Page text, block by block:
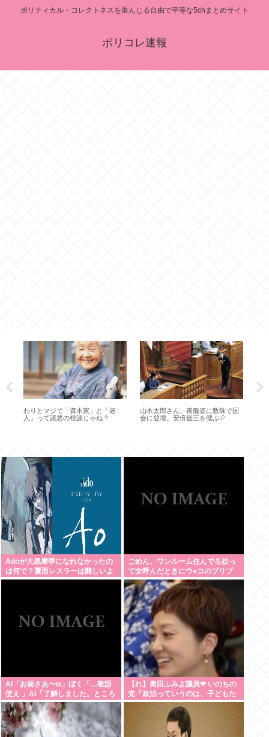
ポリティカル・コレクトネスを重んじる自由で平等な5chまとめサイト
ポリコレ速報
わりとマジで「資本家」と「老
人」って諸悪の根源じゃね？
山本太郎さん、喪服姿に数珠で国
会に登壇。安倍晋三を偲ぶ📿
Adoが大黒摩季になれなかったの
は何で？覆面レスラーは難しいよ
ね
ごめん、ワンルーム住んでる奴っ
て女呼んだときにウ●コのブリブ
リ音どうしてんの？？
AI「お前さあ〜w」ぼく「…敬語
使え 」AI「了解しました。ところ
でお前はどう思いますか？」 これ
【れ】奥田ふみよ議員❤‍ いのちの
党「政治っていうのは、子どもた
ちに「いのち」を繋いでいくため
にあるんだよ。」